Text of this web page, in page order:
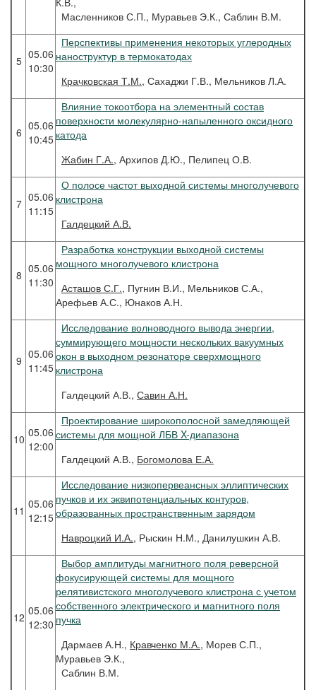
Масленников С.П., Муравьев Э.К., Саблин В.М.
5 05.06
10:30
Перспективы применения некоторых углеродных
наноструктур в термокатодах
Крачковская Т.М., Сахаджи Г.В., Мельников Л.А.
6 05.06
10:45
Влияние токоотбора на элементный состав
поверхности молекулярно-напыленного оксидного
катода
Жабин Г.А., Архипов Д.Ю., Пелипец О.В.
7 05.06
11:15
О полосе частот выходной системы многолучевого
клистрона
Галдецкий А.В.
8 05.06
11:30
Разработка конструкции выходной системы
мощного многолучевого клистрона
Асташов С.Г., Пугнин В.И., Мельников С.А.,
Арефьев А.С., Юнаков А.Н.
9 05.06
11:45
Исследование волноводного вывода энергии,
суммирующего мощности нескольких вакуумных
окон в выходном резонаторе сверхмощного
клистрона
Галдецкий А.В., Савин А.Н.
10 05.06
12:00
Проектирование широкополосной замедляющей
системы для мощной ЛБВ X-диапазона
Галдецкий А.В., Богомолова Е.А.
11 05.06
12:15
Исследование низкопервеансных эллиптических
пучков и их эквипотенциальных контуров,
образованных пространственным зарядом
Навроцкий И.А., Рыскин Н.М., Данилушкин А.В.
12 05.06
12:30
Выбор амплитуды магнитного поля реверсной
фокусирующей системы для мощного
релятивистского многолучевого клистрона с учетом
собственного электрического и магнитного поля
пучка
Дармаев А.Н., Кравченко М.А., Морев С.П.,
Муравьев Э.К.,
Саблин В.М.